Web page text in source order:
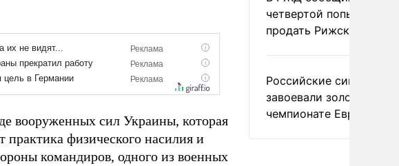
вооруженных сил Украины, которая
физического насилия и
командиров, одного из военных
четвертой попытке
продать Рижский
Российские
завоевали золото на
чемпионате Европы